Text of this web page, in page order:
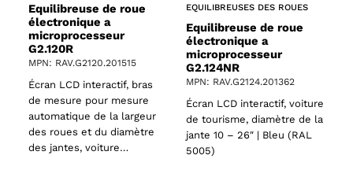
Equilibreuse de roue
électronique a
microprocesseur
G2.120R
MPN: RAV.G2120.201515
Écran LCD interactif, bras
de mesure pour mesure
automatique de la largeur
des roues et du diamètre
des jantes, voiture…
EQUILIBREUSES DES ROUES
Equilibreuse de roue
électronique a
microprocesseur
G2.124NR
MPN: RAV.G2124.201362
Écran LCD interactif, voiture
de tourisme, diamètre de la
jante 10 – 26″ | Bleu (RAL
5005)